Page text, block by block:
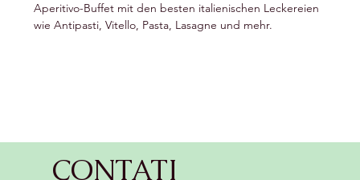
Aperitivo-Buffet mit den besten italienischen Leckereien
wie Antipasti, Vitello, Pasta, Lasagne und mehr.
CONTATI